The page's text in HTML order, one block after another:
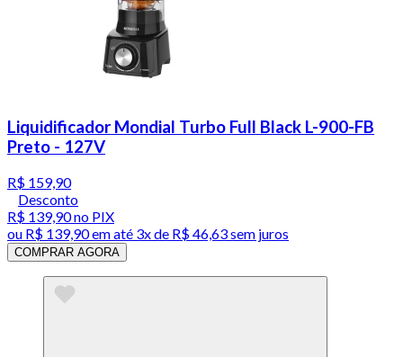
Liquidificador Mondial Turbo Full Black L-900-FB
Preto - 127V
R$ 159,90
Desconto
R$ 139,90no PIX
ou R$ 139,90em até 3x de R$ 46,63 sem juros
COMPRAR AGORA